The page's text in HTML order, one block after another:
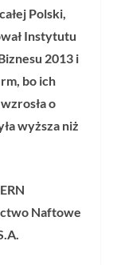
Polski,
Instytutu
2013 i
bo ich
o
wyższa niż
Naftowe